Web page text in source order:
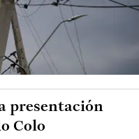
presentación
Colo